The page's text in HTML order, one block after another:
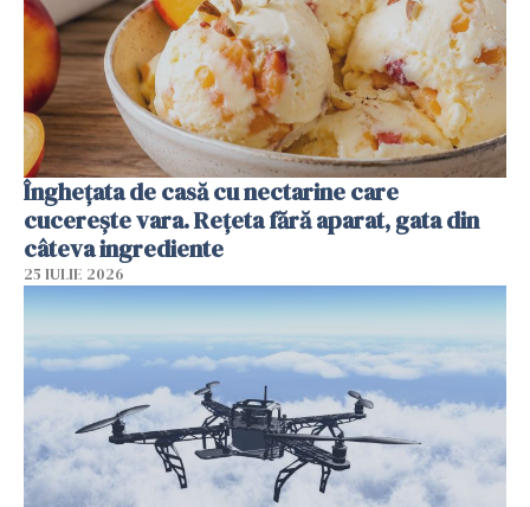
Înghețata de casă cu nectarine care
cucerește vara. Rețeta fără aparat, gata din
câteva ingrediente
25 IULIE 2026